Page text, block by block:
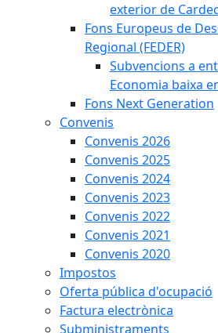
exterior de
Fons Europeus de
Regional (FEDER)
Subvencions a
Economia baixa
Fons Next Generation
Convenis
Convenis 2026
Convenis 2025
Convenis 2024
Convenis 2023
Convenis 2022
Convenis 2021
Convenis 2020
Impostos
Oferta pública d'ocupació
Factura electrònica
Subministraments